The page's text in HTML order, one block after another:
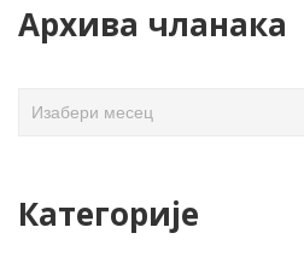
Архива чланака
в
Категорије